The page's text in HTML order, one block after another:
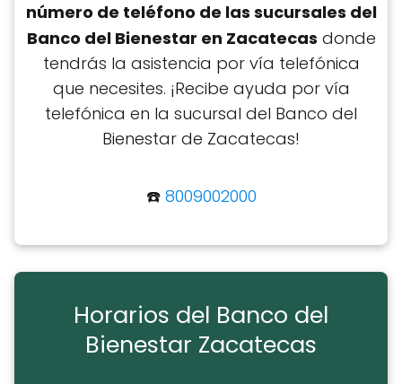
número de teléfono de las sucursales del
Banco del Bienestar en Zacatecas donde
tendrás la asistencia por vía telefónica
que necesites. ​​¡Recibe ayuda por vía
telefónica en la sucursal del Banco del
Bienestar de Zacatecas!
☎️ 8009002000
Horarios del Banco del
Bienestar Zacatecas